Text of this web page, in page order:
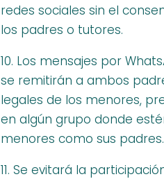
redes sociales sin el
los padres o tutores.
10. Los mensajes por
se remitirán a ambos
legales de los menores,
en algún grupo donde
menores como sus padres.
11. Se evitará la